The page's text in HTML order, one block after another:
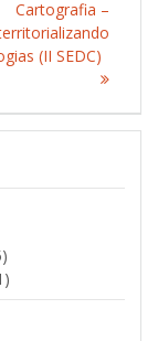
Cartografia –
(II SEDC)